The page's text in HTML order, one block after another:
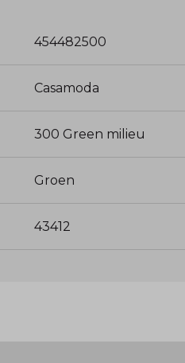
454482500
Casamoda
300 Green milieu
Groen
43412